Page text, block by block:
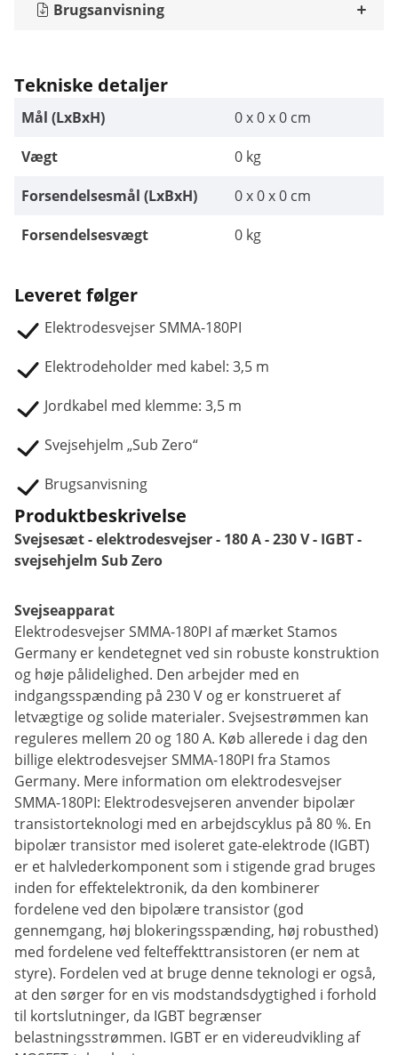
Brugsanvisning
Tekniske detaljer
Mål (LxBxH)
0 x 0 x 0 cm
Vægt
0 kg
Forsendelsesmål (LxBxH)
0 x 0 x 0 cm
Forsendelsesvægt
0 kg
Leveret følger
Elektrodesvejser SMMA-180PI
Elektrodeholder med kabel: 3,5 m
Jordkabel med klemme: 3,5 m
Svejsehjelm „Sub Zero“
Brugsanvisning
Produktbeskrivelse
Svejsesæt - elektrodesvejser - 180 A - 230 V - IGBT -
svejsehjelm Sub Zero
Svejseapparat
Elektrodesvejser SMMA-180PI af mærket Stamos
Germany er kendetegnet ved sin robuste konstruktion
og høje pålidelighed. Den arbejder med en
indgangsspænding på 230 V og er konstrueret af
letvægtige og solide materialer. Svejsestrømmen kan
reguleres mellem 20 og 180 A. Køb allerede i dag den
billige elektrodesvejser SMMA-180PI fra Stamos
Germany. Mere information om elektrodesvejser
SMMA-180PI: Elektrodesvejseren anvender bipolær
transistorteknologi med en arbejdscyklus på 80 %. En
bipolær transistor med isoleret gate-elektrode (IGBT)
er et halvlederkomponent som i stigende grad bruges
inden for effektelektronik, da den kombinerer
fordelene ved den bipolære transistor (god
gennemgang, høj blokeringsspænding, høj robusthed)
med fordelene ved felteffekttransistoren (er nem at
styre). Fordelen ved at bruge denne teknologi er også,
at den sørger for en vis modstandsdygtighed i forhold
til kortslutninger, da IGBT begrænser
belastningsstrømmen. IGBT er en videreudvikling af